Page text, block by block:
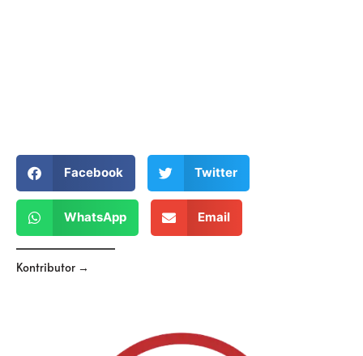
Facebook Twitter
WhatsApp Email
Kontributor →